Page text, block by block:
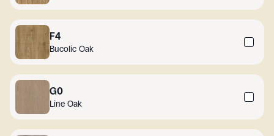
F4
Bucolic Oak
G0
Line Oak